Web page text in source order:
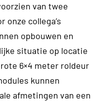
van twee
onze collega’s
opbouwen en
situatie op locatie
6×4 meter roldeur
kunnen
afmetingen van een